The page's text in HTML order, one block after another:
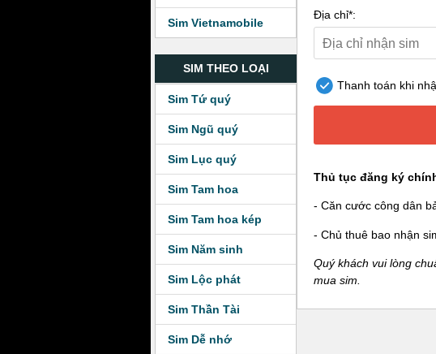
Sim Vietnamobile
SIM THEO LOẠI
Sim Tứ quý
Sim Ngũ quý
Sim Lục quý
Sim Tam hoa
Sim Tam hoa kép
Sim Năm sinh
Sim Lộc phát
Sim Thần Tài
Sim Dễ nhớ
Địa chỉ*:
Thanh toán khi
Thủ tục đăng ký
- Căn cước công dân
- Chủ thuê bao nhận
Quý khách vui lòng
mua sim.